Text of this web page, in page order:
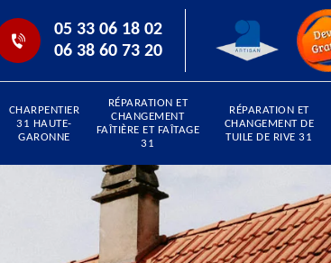
05 33 06 18 02
06 38 60 73 20
CHARPENTIER
31 HAUTE-
GARONNE
RÉPARATION ET
CHANGEMENT
FAÎTIÈRE ET FAÎTAGE
31
RÉPARATION ET
CHANGEMENT DE
TUILE DE RIVE 31